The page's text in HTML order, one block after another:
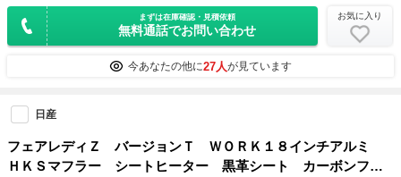
まずは在庫確認・見積依頼
無料通話でお問い合わせ
お気に入り
今あなたの他に27人が見ています
日産
フェアレディＺ バージョンＴ ＷＯＲＫ１８インチアルミ
ＨＫＳマフラー シートヒーター 黒革シート カーボンフロ